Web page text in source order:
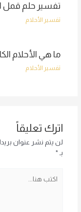
تفسير حلم قمل
تفسير الأحلام
ما هي الأحلام
تفسير الأحلام
اترك تعليقاً
لن يتم نشر عنوان
بـ *
هنا...